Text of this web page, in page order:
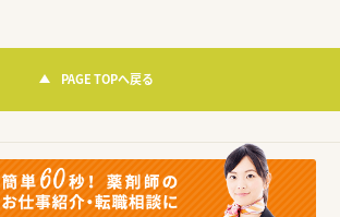
PAGE TOPへ戻る